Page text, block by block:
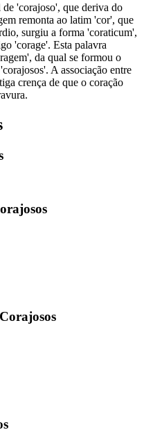
'corajoso', que deriva do
remonta ao latim 'cor', que
surgiu a forma 'coraticum',
'corage'. Esta palavra
da qual se formou o
A associação entre
crença de que o coração
Corajosos